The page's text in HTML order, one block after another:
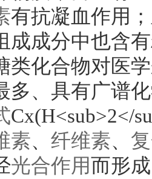
有抗凝血作用；
成成分中也含
类化合物对医
多、具有广谱
Cx(H<sub>2</
素、 纤维素、
光合作用而形